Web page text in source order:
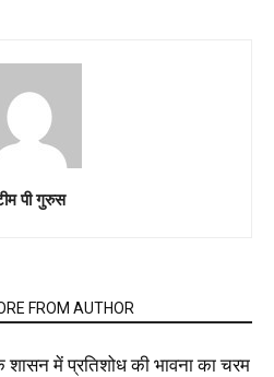
पी गुरुस
FROM AUTHOR
शासन में प्रतिशोध की भावना का चरम